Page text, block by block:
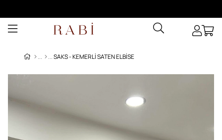
SAKS - KEMERLI SATEN ELBISE